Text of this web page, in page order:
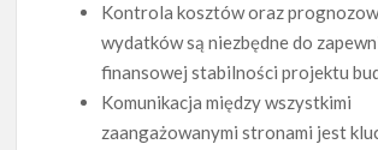
Kontrola kosztów oraz
wydatków są niezbędne do
finansowej stabilności projektu
Komunikacja między wszystkimi
zaangażowanymi stronami jest